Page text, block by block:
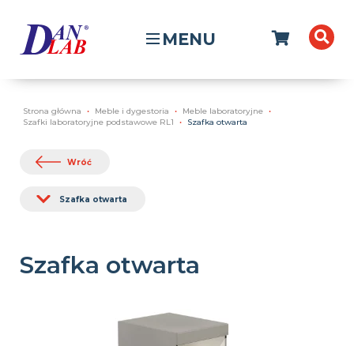
MENU
Strona główna Meble i dygestoria
Meble laboratoryjne
Szafki laboratoryjne podstawowe RL1
Szafka otwarta
Wróć
Szafka otwarta
Szafka otwarta